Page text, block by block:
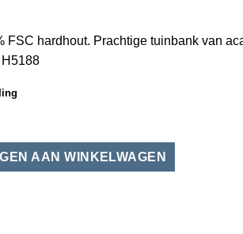
FSC hardhout. Prachtige tuinbank van
hardhout aantal